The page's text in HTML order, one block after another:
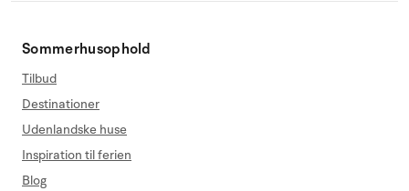
Sommerhusophold
Tilbud
Destinationer
Udenlandske huse
Inspiration til ferien
Blog